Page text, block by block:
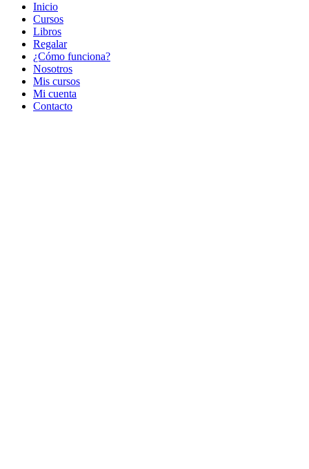
Inicio
Cursos
Libros
Regalar
¿Cómo funciona?
Nosotros
Mis cursos
Mi cuenta
Contacto